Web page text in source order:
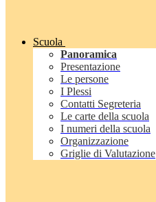
Scuola
Panoramica
Presentazione
Le persone
I Plessi
Contatti Segreteria
Le carte della scuola
I numeri della scuola
Organizzazione
Griglie di Valutazione